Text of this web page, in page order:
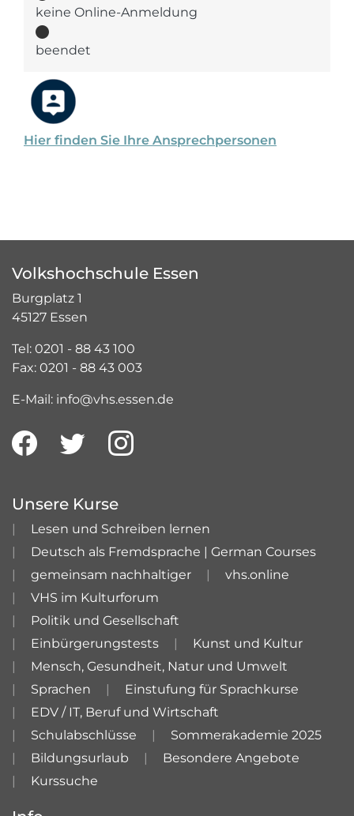
Hier finden Sie Ihre Ansprechpersonen
keine Online-Anmeldung
beendet
Volkshochschule Essen
Burgplatz 1
45127 Essen
Tel: 0201 - 88 43 100
Fax: 0201 - 88 43 003
E-Mail: info@vhs.essen.de
Unsere Kurse
Lesen und Schreiben lernen
Deutsch als Fremdsprache | German Courses
gemeinsam nachhaltiger
vhs.online
VHS im Kulturforum
Politik und Gesellschaft
Einbürgerungstests
Kunst und Kultur
Mensch, Gesundheit, Natur und Umwelt
Sprachen
Einstufung für Sprachkurse
EDV / IT, Beruf und Wirtschaft
Schulabschlüsse
Sommerakademie 2025
Bildungsurlaub
Besondere Angebote
Kurssuche